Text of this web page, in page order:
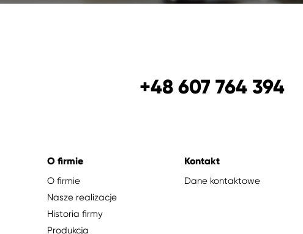
+48 607 764 394
O firmie
O firmie
Nasze realizacje
Historia firmy
Produkcja
Kontakt
Dane kontaktowe